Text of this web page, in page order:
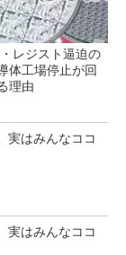
レジスト逼迫の
工場停止が回
理由
実はみんなココ
実はみんなココ